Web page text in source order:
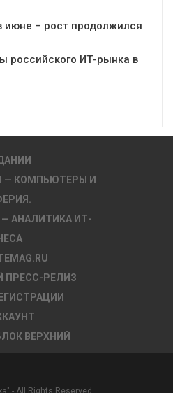
июне – рост продолжился
российского ИТ-рынка в
— КОМПЬЮТЕРЫ И
— АНАЛИТИКА ИТ-
ПРЕСС-РЕЛИЗ
ВЕРХНИЙ
- All Rights Reserved.